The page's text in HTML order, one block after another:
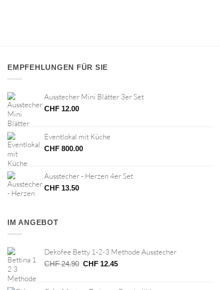
EMPFEHLUNGEN FÜR SIE
Ausstecher Mini Blätter 3er Set
CHF 12.00
Eventlokal mit Küche
CHF 800.00
Ausstecher - Herzen 4er Set
CHF 13.50
IM ANGEBOT
Dekofee Betty 1-2-3 Methode Ausstecher
CHF24.90 Ursprünglicher
CHF12.45Aktueller